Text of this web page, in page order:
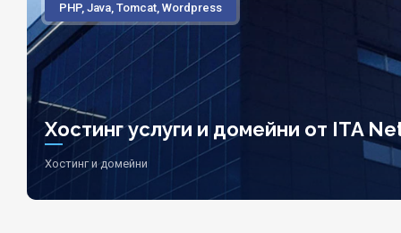
PHP, Java, Tomcat, Wordpress
Хостинг услуги и домейни от ITA
Хостинг и домейни